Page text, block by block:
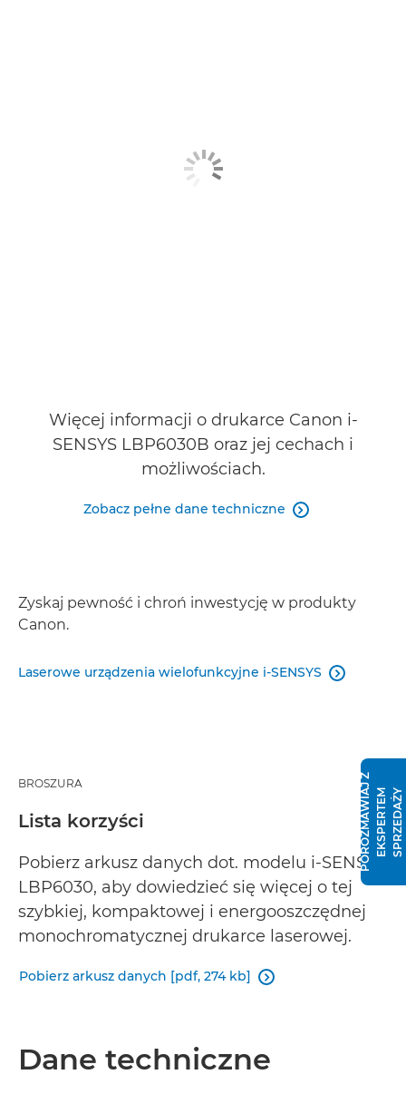
Więcej informacji o drukarce Canon i-
SENSYS LBP6030B oraz jej cechach i
możliwościach.
Zobacz pełne dane techniczne 
Zyskaj pewność i chroń inwestycję w produkty
Canon.
Laserowe urządzenia wielofunkcyjne i-SENSYS 
BROSZURA
Lista korzyści
Pobierz arkusz danych dot. modelu i-SENSYS
LBP6030, aby dowiedzieć się więcej o tej
szybkiej, kompaktowej i energooszczędnej
monochromatycznej drukarce laserowej.
Pobierz arkusz danych [pdf, 274 kb] 
Dane techniczne
P
O
R
O
Z
M
A
W
IA
J
Z
E
K
S
P
E
R
T
EM
S
P
R
Z
E
D
A
Ż Y